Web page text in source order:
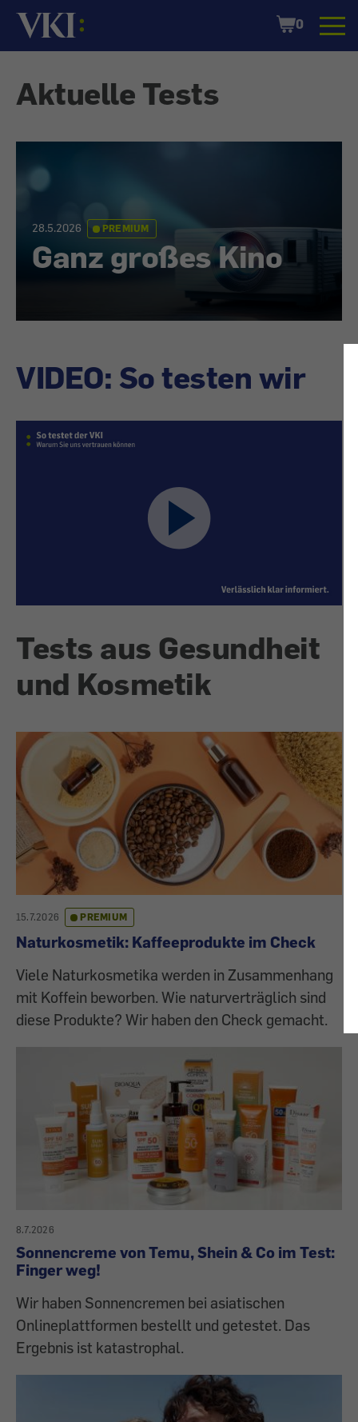
Startseite
Shopping
Cart
0
Aktuelle Tests
28.5.2026 PREMIUM
Ganz großes Kino
VIDEO: So testen wir
Tests aus Gesundheit
und Kosmetik
15.7.2026 PREMIUM
Naturkosmetik: Kaffeeprodukte im Check
Viele Naturkosmetika werden in Zusammenhang
mit Koffein beworben. Wie naturverträglich sind
diese Produkte? Wir haben den Check gemacht.
8.7.2026
Sonnencreme von Temu, Shein & Co im Test:
Finger weg!
Wir haben Sonnencremen bei asiatischen
Onlineplattformen bestellt und getestet. Das
Ergebnis ist katastrophal.